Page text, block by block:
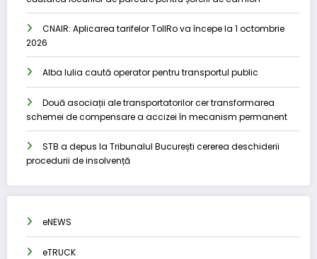
CNAIR: Aplicarea tarifelor TollRo va începe la 1 octombrie
2026
Alba Iulia caută operator pentru transportul public
Două asociații ale transportatorilor cer transformarea
schemei de compensare a accizei în mecanism permanent
STB a depus la Tribunalul București cererea deschiderii
procedurii de insolvență
eNEWS
eTRUCK